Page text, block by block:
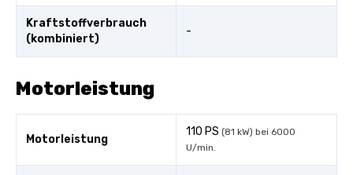
Kraftstoffverbrauch
(kombiniert)
-
Motorleistung
Motorleistung
110 PS (81 kW) bei 6000
U/min.